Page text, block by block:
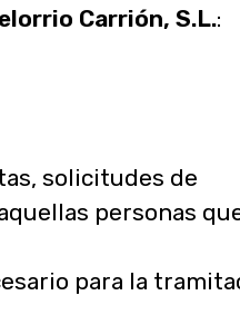
Carrión, S.L.:
solicitudes de
personas
para la